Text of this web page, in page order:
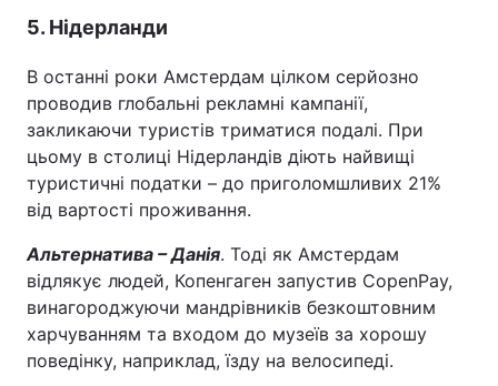
5. Нідерланди
В останні роки Амстердам цілком серйозно
проводив глобальні рекламні кампанії,
закликаючи туристів триматися подалі. При
цьому в столиці Нідерландів діють найвищі
туристичні податки – до приголомшливих 21%
від вартості проживання.
Альтернатива – Данія. Тоді як Амстердам
відлякує людей, Копенгаген запустив CopenPay,
винагороджуючи мандрівників безкоштовним
харчуванням та входом до музеїв за хорошу
поведінку, наприклад, їзду на велосипеді.